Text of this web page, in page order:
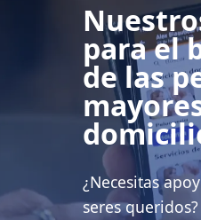
para el
de las
¿Necesitas
seres